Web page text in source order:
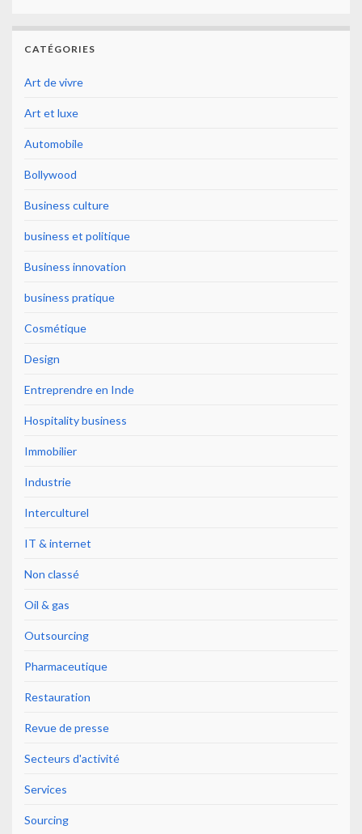
CATÉGORIES
Art de vivre
Art et luxe
Automobile
Bollywood
Business culture
business et politique
Business innovation
business pratique
Cosmétique
Design
Entreprendre en Inde
Hospitality business
Immobilier
Industrie
Interculturel
IT & internet
Non classé
Oil & gas
Outsourcing
Pharmaceutique
Restauration
Revue de presse
Secteurs d'activité
Services
Sourcing